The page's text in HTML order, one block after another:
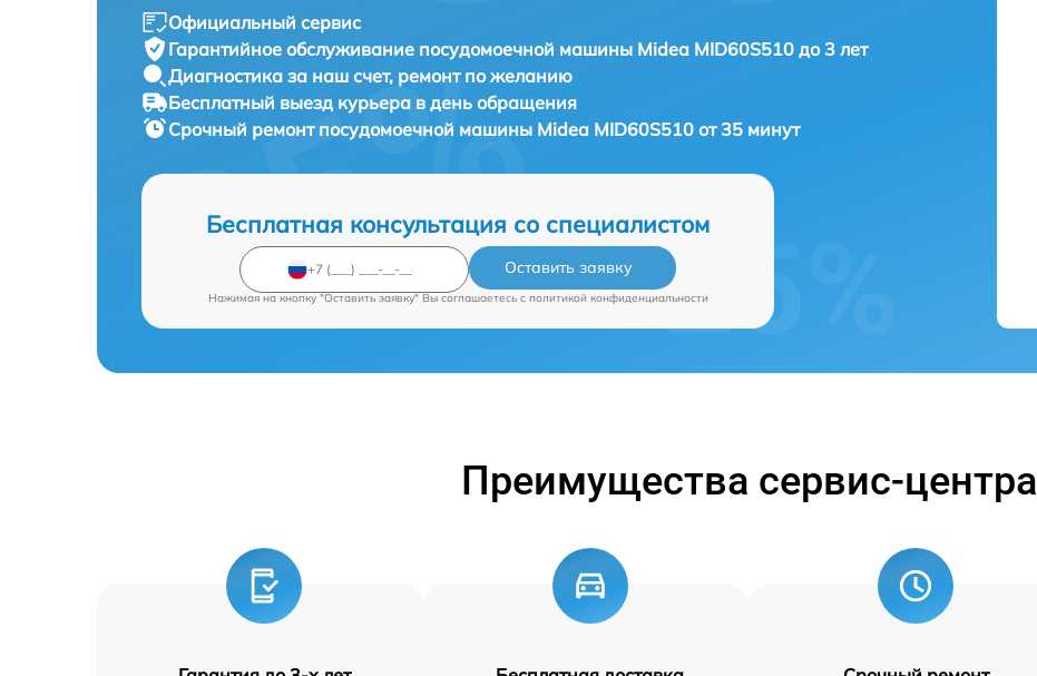
Официальный сервис
Гарантийное обслуживание посудомоечной машины Midea MID60S510 до 3 лет
Диагностика за наш счет, ремонт по желанию
Бесплатный выезд курьера в день обращения
Срочный ремонт посудомоечной машины Midea MID60S510 от 35 минут
Бесплатная консультация со специалистом
Оставить заявку
Нажимая на кнопку "Оставить заявку" Вы соглашаетесь c политикой конфиденциальности
Преимущества сервис-центра